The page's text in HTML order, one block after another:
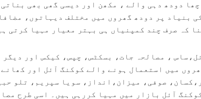
دودھ دہی والے ، مکھن اور دیسی گھی بھی بناتی
بنیاد پر دودھ گھروں میں مختلف دیہاتوں،
کہ صرف چند کمپنیاں ہی بہتر معیار مہیا کرتی
، مصالحہ جات، بسکٹس، چپس، کیکس اور دیگر
میں استعمال ہونے والے کوکنگ آئل اور
صوفی، میزان،انداز، سویا سپریم، تلو
آئل بازار میں مہیا کررہی ہیں۔ اسی طرح